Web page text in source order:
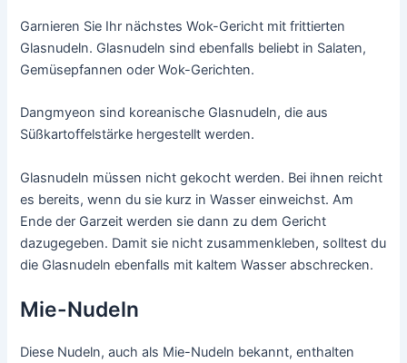
Garnieren Sie Ihr nächstes Wok-Gericht mit frittierten
Glasnudeln. Glasnudeln sind ebenfalls beliebt in Salaten,
Gemüsepfannen oder Wok-Gerichten.
Dangmyeon sind koreanische Glasnudeln, die aus
Süßkartoffelstärke hergestellt werden.
Glasnudeln müssen nicht gekocht werden. Bei ihnen reicht
es bereits, wenn du sie kurz in Wasser einweichst. Am
Ende der Garzeit werden sie dann zu dem Gericht
dazugegeben. Damit sie nicht zusammenkleben, solltest du
die Glasnudeln ebenfalls mit kaltem Wasser abschrecken.
Mie-Nudeln
Diese Nudeln, auch als Mie-Nudeln bekannt, enthalten